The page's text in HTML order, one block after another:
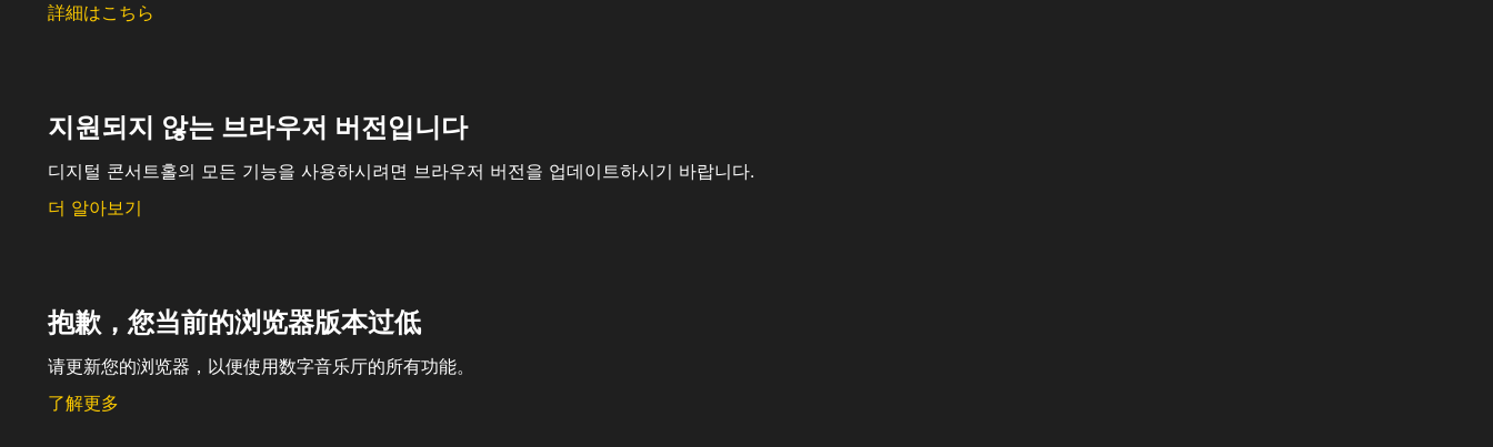
詳細はこちら
지원되지 않는 브라우저 버전입니다
디지털 콘서트홀의 모든 기능을 사용하시려면 브라우저 버전을 업데이트하시기 바랍니다.
더 알아보기
抱歉，您当前的浏览器版本过低
请更新您的浏览器，以便使用数字音乐厅的所有功能。
了解更多